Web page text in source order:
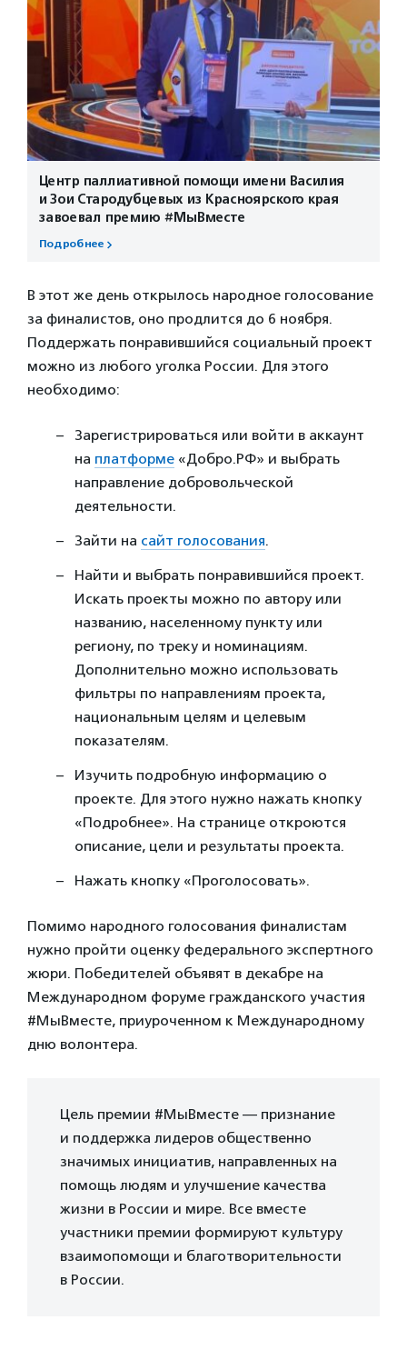
Центр паллиативной помощи имени Василия
и Зои Стародубцевых из Красноярского края
завоевал премию #МыВместе
Подробнее
В этот же день открылось народное голосование
за финалистов, оно продлится до 6 ноября.
Поддержать понравившийся социальный проект
можно из любого уголка России. Для этого
необходимо:
Зарегистрироваться или войти в аккаунт
на платформе «Добро.РФ» и выбрать
направление добровольческой
деятельности.
Зайти на сайт голосования.
Найти и выбрать понравившийся проект.
Искать проекты можно по автору или
названию, населенному пункту или
региону, по треку и номинациям.
Дополнительно можно использовать
фильтры по направлениям проекта,
национальным целям и целевым
показателям.
Изучить подробную информацию о
проекте. Для этого нужно нажать кнопку
«Подробнее». На странице откроются
описание, цели и результаты проекта.
Нажать кнопку «Проголосовать».
Помимо народного голосования финалистам
нужно пройти оценку федерального экспертного
жюри. Победителей объявят в декабре на
Международном форуме гражданского участия
#МыВместе, приуроченном к Международному
дню волонтера.
Цель премии #МыВместе — признание
и поддержка лидеров общественно
значимых инициатив, направленных на
помощь людям и улучшение качества
жизни в России и мире. Все вместе
участники премии формируют культуру
взаимопомощи и благотворительности
в России.